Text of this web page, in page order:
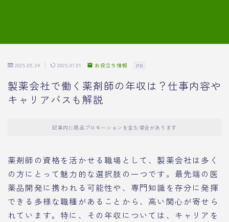
2025.05.24 2025.07.01 お役立ち情報 PR
製薬会社で働く薬剤師の年収は？仕事内容や
キャリアパスも解説
記事内に商品プロモーションを含む場合があります
薬剤師の資格を活かせる職場として、製薬会社は多く
の方にとって魅力的な選択肢の一つです。最先端の医
薬品開発に携われる可能性や、専門知識を存分に発揮
できる多様な職種があることから、高い関心が寄せら
れています。特に、その年収については、キャリアを